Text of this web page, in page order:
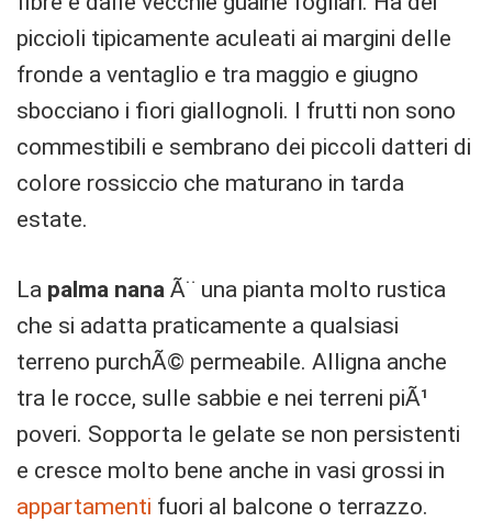
piccioli tipicamente aculeati ai margini delle
fronde a ventaglio e tra maggio e giugno
sbocciano i fiori giallognoli. I frutti non sono
commestibili e sembrano dei piccoli datteri di
colore rossiccio che maturano in tarda
estate.
La palma nana Ã¨ una pianta molto rustica
che si adatta praticamente a qualsiasi
terreno purchÃ© permeabile. Alligna anche
tra le rocce, sulle sabbie e nei terreni piÃ¹
poveri. Sopporta le gelate se non persistenti
e cresce molto bene anche in vasi grossi in
appartamenti fuori al balcone o terrazzo.